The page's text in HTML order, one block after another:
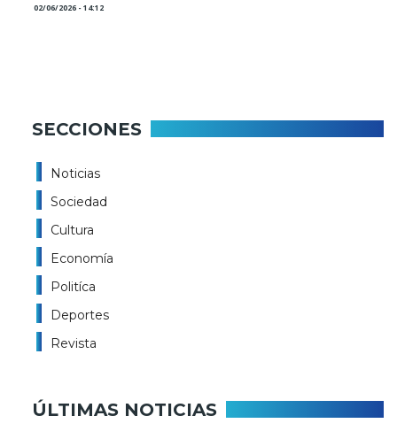
02/06/2026 - 14:12
SECCIONES
Noticias
Sociedad
Cultura
Economía
Politíca
Deportes
Revista
ÚLTIMAS NOTICIAS